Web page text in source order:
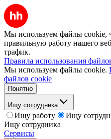
Мы используем файлы cookie,
правильную работу нашего
трафик.
Правила использования
Мы используем файлы cookie.
файлов cookie
Понятно
Ищу сотрудника
Ищу работу
Ищу
Ищу сотрудника
Сервисы